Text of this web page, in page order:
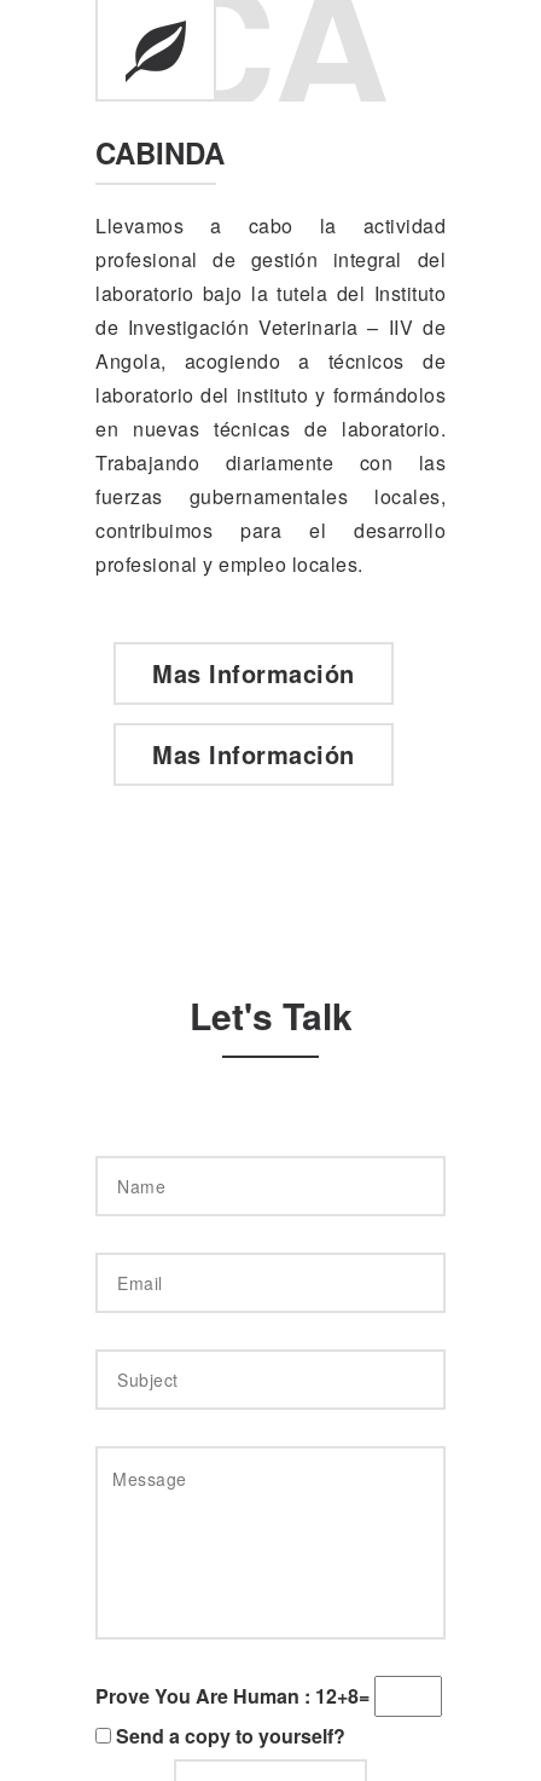
CABINDA
Llevamos a cabo la actividad
profesional de gestión integral del
laboratorio bajo la tutela del Instituto
de Investigación Veterinaria – IIV de
Angola, acogiendo a técnicos de
laboratorio del instituto y formándolos
en nuevas técnicas de laboratorio.
Trabajando diariamente con las
fuerzas gubernamentales locales,
contribuimos para el desarrollo
profesional y empleo locales.
Mas Información
Mas Información
Let's Talk
Prove You Are Human : 12+8=
Send a copy to yourself?